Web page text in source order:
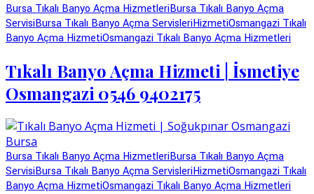
Bursa Tıkalı Banyo Açma HizmetleriBursa Tıkalı Banyo Açma
ServisiBursa Tıkalı Banyo Açma ServisleriHizmetiOsmangazi Tıkalı
Banyo Açma HizmetiOsmangazi Tıkalı Banyo Açma Hizmetleri
Tıkalı Banyo Açma Hizmeti | İsmetiye
Osmangazi 0546 9402175
Bursa Tıkalı Banyo Açma HizmetleriBursa Tıkalı Banyo Açma
ServisiBursa Tıkalı Banyo Açma ServisleriHizmetiOsmangazi Tıkalı
Banyo Açma HizmetiOsmangazi Tıkalı Banyo Açma Hizmetleri